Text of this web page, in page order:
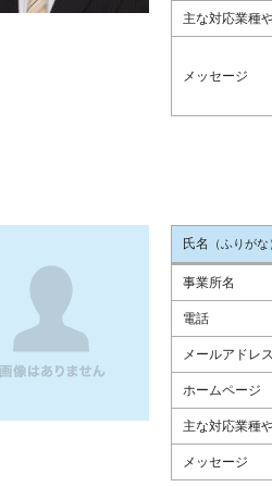
主な対応業種
メッセージ
氏名 （ふりがな
事業所名
電話
メールアドレス
ホームページ
主な対応業種
メッセージ